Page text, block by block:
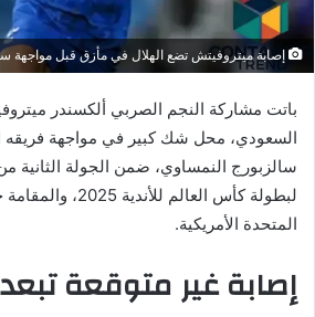
إصابة ميتروفيتش تضع الهلال في مأزق قبل مواجهة
باتت مشاركة النجم الصربي ألكسندر
السعودي، محل شك كبير في مواجهة فريقه
سالزبورج النمساوي، ضمن الجولة الثانية
لبطولة كأس العالم
المتحدة الأمريكية.
إصابة غير متوقعة